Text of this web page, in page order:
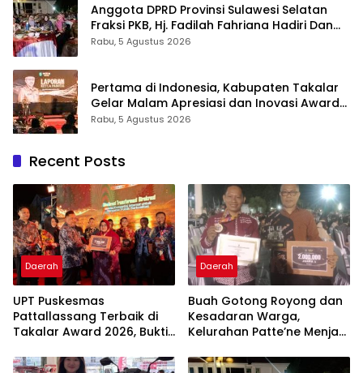
Anggota DPRD Provinsi Sulawesi Selatan
Fraksi PKB, Hj. Fadilah Fahriana Hadiri Dan
Beri Apresiasi : Takalar Menyalakan Lentera
Rabu, 5 Agustus 2026
Pertama di Indonesia, Kabupaten Takalar
Gelar Malam Apresiasi dan Inovasi Award
2026: Panggung Penghargaan bagi
Rabu, 5 Agustus 2026
Recent Posts
Daerah
UPT Puskesmas
Pattallassang Terbaik di
Takalar Award 2026, Bukti
Pelayanan Kesehatan
Daerah
Buah Gotong Royong dan
Kesadaran Warga,
Kelurahan Patte’ne Menjadi
2026